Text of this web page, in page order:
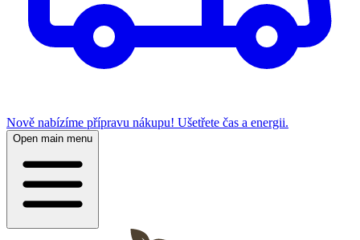
Nově nabízíme přípravu nákupu! Ušetřete čas a energii.
Open main menu